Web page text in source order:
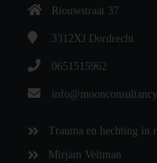
Riouwstraat 37
3312XJ Dordrecht
0651515962
Trauma en hechting in
Mirjam Veltman